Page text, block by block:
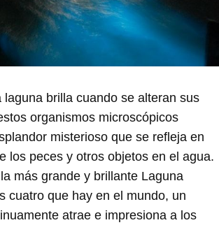
laguna brilla cuando se alteran sus
organismos microscópicos
misterioso que se refleja en
los peces y otros objetos en el agua.
más grande y brillante Laguna
cuatro que hay en el mundo, un
atrae e impresiona a los